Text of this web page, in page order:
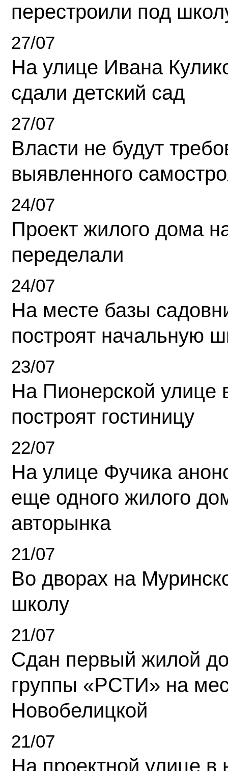
перестроили под
27/07
На улице Ивана
сдали детский сад
27/07
Власти не будут
выявленного
24/07
Проект жилого дома
переделали
24/07
На месте базы
построят начальную
23/07
На Пионерской улице
построят гостиницу
22/07
На улице Фучика
еще одного жилого
авторынка
21/07
Во дворах на
школу
21/07
Сдан первый жилой
группы «РСТИ» на
Новобелицкой
21/07
На проектной улице